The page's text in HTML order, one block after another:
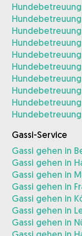
Gassi-Service
Gassi gehen in
Gassi gehen in
Gassi gehen in
Gassi gehen in
Gassi gehen in
Gassi gehen in
Gassi gehen in